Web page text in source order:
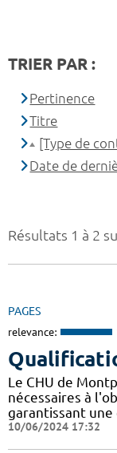
Résultats 1 à 2
PAGES
relevance:
Le CHU de
nécessaires à
garantissant une
10/06/2024 17:32
TRIER PAR :
Pertinence
Titre
[Type de
Date de